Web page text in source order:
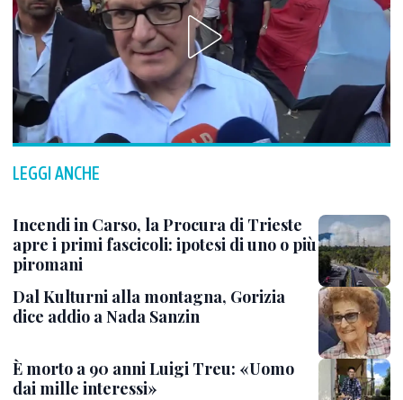
LEGGI ANCHE
Incendi in Carso, la Procura di Trieste
apre i primi fascicoli: ipotesi di uno o più
piromani
Dal Kulturni alla montagna, Gorizia
dice addio a Nada Sanzin
È morto a 90 anni Luigi Treu: «Uomo
dai mille interessi»